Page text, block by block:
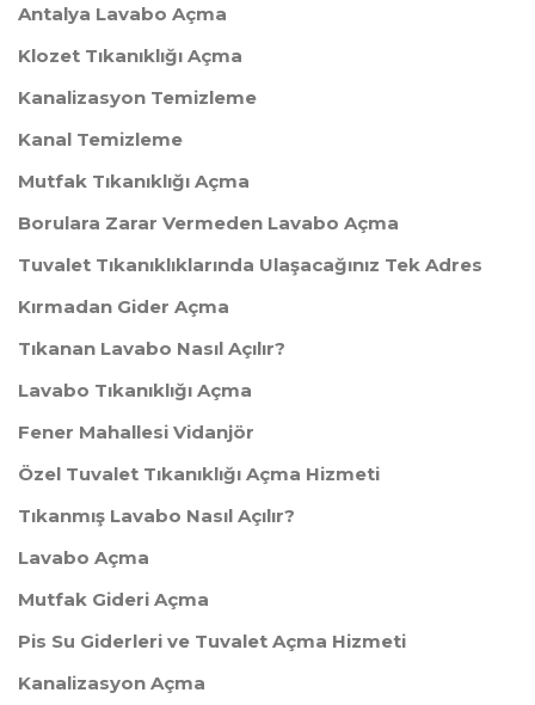
Antalya Lavabo Açma
Klozet Tıkanıklığı Açma
Kanalizasyon Temizleme
Kanal Temizleme
Mutfak Tıkanıklığı Açma
Borulara Zarar Vermeden Lavabo Açma
Tuvalet Tıkanıklıklarında Ulaşacağınız Tek Adres
Kırmadan Gider Açma
Tıkanan Lavabo Nasıl Açılır?
Lavabo Tıkanıklığı Açma
Fener Mahallesi Vidanjör
Özel Tuvalet Tıkanıklığı Açma Hizmeti
Tıkanmış Lavabo Nasıl Açılır?
Lavabo Açma
Mutfak Gideri Açma
Pis Su Giderleri ve Tuvalet Açma Hizmeti
Kanalizasyon Açma